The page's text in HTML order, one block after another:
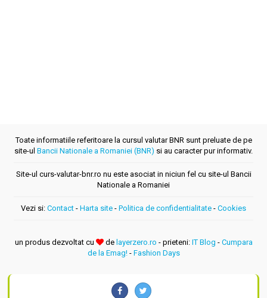
Toate informatiile referitoare la cursul valutar BNR sunt preluate de pe
site-ul Bancii Nationale a Romaniei (BNR) si au caracter pur informativ.
Site-ul curs-valutar-bnr.ro nu este asociat in niciun fel cu site-ul Bancii
Nationale a Romaniei
Vezi si: Contact - Harta site - Politica de confidentialitate - Cookies
un produs dezvoltat cu de layerzero.ro - prieteni: IT Blog - Cumpara
de la Emag!- Fashion Days